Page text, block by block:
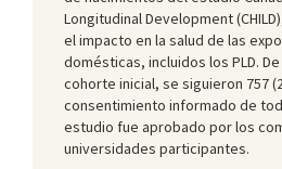
Longitudinal Development
el impacto en la salud de las
domésticas, incluidos los PLD.
cohorte inicial, se siguieron 757
consentimiento informado de
estudio fue aprobado por los
universidades participantes.